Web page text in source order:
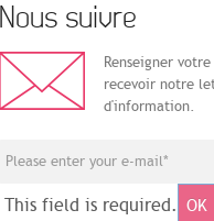
Nous suivre
Renseigner
recevoir notre
d'information.
This field is required. OK